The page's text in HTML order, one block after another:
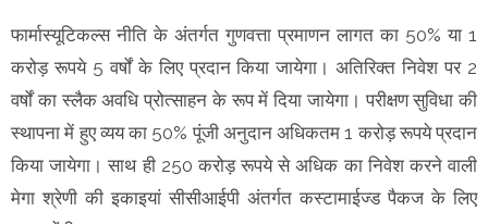
फार्मास्यूटिकल्स नीति के अंतर्गत गुणवत्ता प्रमाणन लागत का 50% या 1
करोड़ रूपये 5 वर्षों के लिए प्रदान किया जायेगा। अतिरिक्त निवेश पर 2
वर्षों का स्लैक अवधि प्रोत्साहन के रूप में दिया जायेगा। परीक्षण सुविधा की
स्थापना में हुए व्यय का 50% पूंजी अनुदान अधिकतम 1 करोड़ रूपये प्रदान
किया जायेगा। साथ ही 250 करोड़ रूपये से अधिक का निवेश करने वाली
मेगा श्रेणी की इकाइयां सीसीआईपी अंतर्गत कस्टामाईज्ड पैकज के लिए